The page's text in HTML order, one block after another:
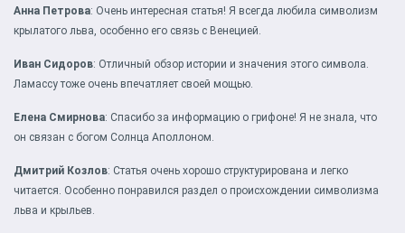
Анна Петрова: Очень интересная статья! Я всегда любила символизм
крылатого льва, особенно его связь с Венецией.
Иван Сидоров: Отличный обзор истории и значения этого символа.
Ламассу тоже очень впечатляет своей мощью.
Елена Смирнова: Спасибо за информацию о грифоне! Я не знала, что
он связан с богом Солнца Аполлоном.
Дмитрий Козлов: Статья очень хорошо структурирована и легко
читается. Особенно понравился раздел о происхождении символизма
льва и крыльев.